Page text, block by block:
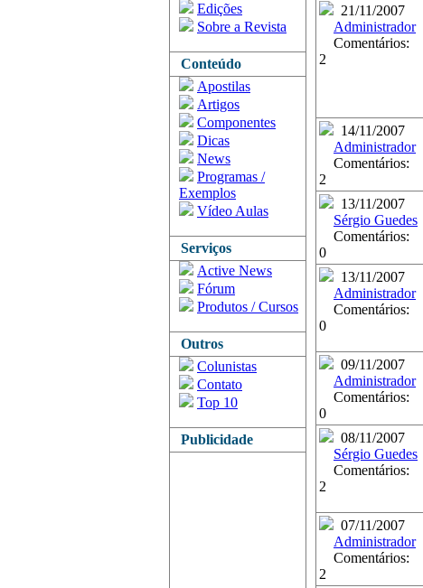
Edições
Sobre a Revista
Conteúdo
Apostilas
Artigos
Componentes
Dicas
News
Programas /
Exemplos
Vídeo Aulas
Serviços
Active News
Fórum
Produtos / Cursos
Outros
Colunistas
Contato
Top 10
Publicidade
21/11/2007
Administrador
Comentários:
2
14/11/2007
Administrador
Comentários:
2
13/11/2007
Sérgio Guedes
Comentários:
0
13/11/2007
Administrador
Comentários:
0
09/11/2007
Administrador
Comentários:
0
08/11/2007
Sérgio Guedes
Comentários:
2
07/11/2007
Administrador
Comentários:
2